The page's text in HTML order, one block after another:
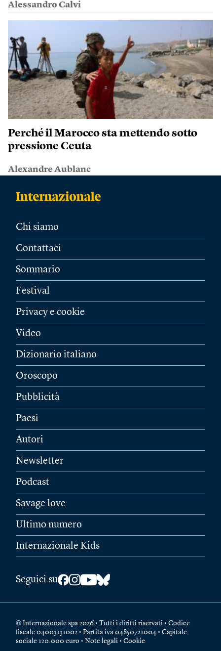
Alessandro Calvi
Perché il Marocco sta mettendo sotto
pressione Ceuta
Alexandre Aublanc
Chi siamo
Contattaci
Sommario
Festival
Privacy e cookie
Video
Dizionario italiano
Oroscopo
Pubblicità
Paesi
Autori
Newsletter
Podcast
Savage love
Ultimo numero
Internazionale Kids
Seguici su
© Internazionale spa 2026 • Tutti i diritti riservati • Codice
fiscale 04003131002 • Partita iva 04850721004 • Capitale
sociale 120.000 euro • Note legali • Cookie